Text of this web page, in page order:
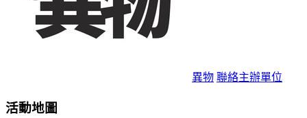
異物 聯絡主辦單位
活動地圖